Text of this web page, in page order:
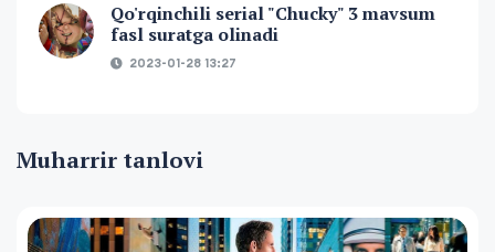
Qo'rqinchili serial "Chucky" 3 mavsum
fasl suratga olinadi
2023-01-28 13:27
Muharrir tanlovi